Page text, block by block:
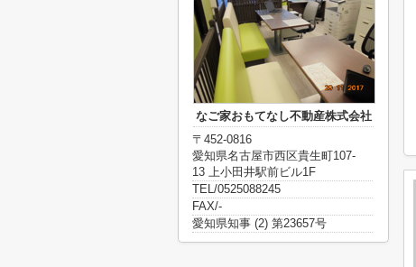
なご家おもてなし不動産株式会社
〒452-0816
愛知県名古屋市西区貴生町107-
13 上小田井駅前ビル1F
TEL/0525088245
FAX/-
愛知県知事 (2) 第23657号